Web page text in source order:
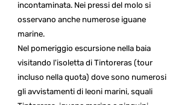
incontaminata. Nei pressi del molo si
osservano anche numerose iguane
marine.
Nel pomeriggio escursione nella baia
visitando l'isoletta di Tintoreras (tour
incluso nella quota) dove sono numerosi
gli avvistamenti di leoni marini, squali